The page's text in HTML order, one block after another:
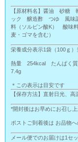
【原材料名】醤油 砂糖
ック 醸造酢 つゆ 風味
料（ソルビン酸K） 酸味
麦・ゴマを含む）
栄養成分表示1袋（100ｇ）
熱量 254kcal たんぱ
7.4g
＊この表示は目安です
【保存方法】直射日光、
*開封後はお早めにお召し上
ポストご到着後は お品物
メール便でのお届けは1セ